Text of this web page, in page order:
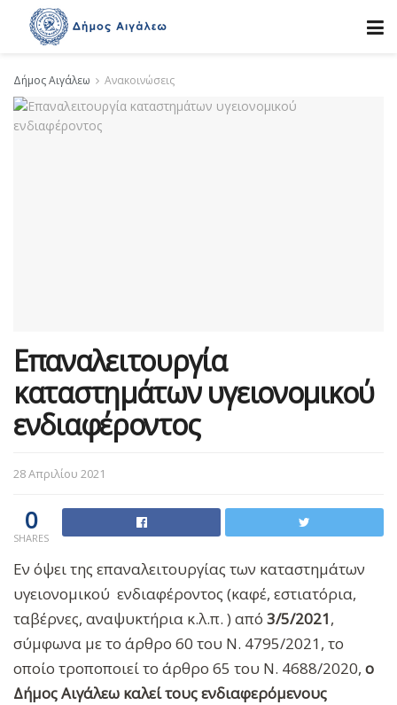
Δήμος Αιγάλεω Ανακοινώσεις
Επαναλειτουργία
καταστημάτων υγειονομικού
ενδιαφέροντος
28 Απριλίου 2021
0
SHARES
Εν όψει της επαναλειτουργίας των καταστημάτων
υγειονομικού ενδιαφέροντος (καφέ, εστιατόρια,
ταβέρνες, αναψυκτήρια κ.λ.π. ) από 3/5/2021,
σύμφωνα με το άρθρο 60 του Ν. 4795/2021, το
οποίο τροποποιεί το άρθρο 65 του Ν. 4688/2020, ο
Δήμος Αιγάλεω καλεί τους ενδιαφερόμενους